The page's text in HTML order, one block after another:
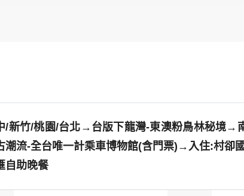
/新竹/桃園/台北→台版下龍灣-東澳粉鳥林秘境→
潮流-全台唯一計乘車博物館(含門票)→入住:村卻
自助晚餐